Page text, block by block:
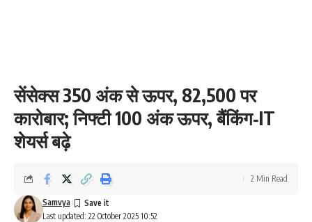
सेंसेक्स 350 अंक से ऊपर, 82,500 पर
कारोबार; निफ्टी 100 अंक ऊपर, बैंकिंग‑IT
शेयर्स बढ़े
Last updated: 22 October 2025 10:52
Samvya
2 Min Read